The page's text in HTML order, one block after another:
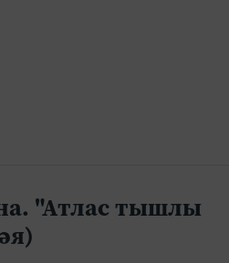
"Атлас тышлы